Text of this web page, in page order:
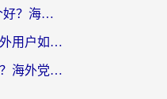
Quickback和小黑牛哪个好？海外党亲测指南，选对回国加速器秒回国内
迅游和银河好用吗？海外用户如何选择回国加速器实现无缝访问国内资源
穿梭和奇游手游好用吗？海外党亲测3款回国加速器，附蜜蜂加速器七天试用攻略